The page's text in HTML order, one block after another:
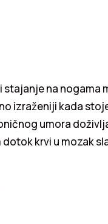
stajanje na nogama
izraženiji kada
umora
krvi u mozak